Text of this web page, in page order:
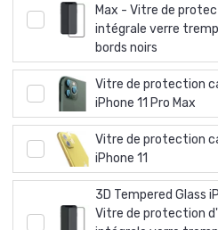
Max - Vitre de
intégrale verre
bords noirs
Vitre de protection
iPhone 11 Pro Max
Vitre de protection
iPhone 11
3D Tempered Glass
Vitre de protection